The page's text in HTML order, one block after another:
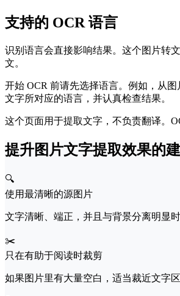
支持的 OCR 语言
识别语言会直接影响结果。这个图片转
文。
开始 OCR 前请先选择语言。例如，从
文字所对应的语言，并认真检查结果。
这个页面用于提取文字，不负责翻译。
提升图片文字提取效果的
🔍
使用最清晰的源图片
文字清晰、端正，并且与背景分离明显
✂️
只在有助于阅读时裁剪
如果图片里有大量空白，适当裁近文字